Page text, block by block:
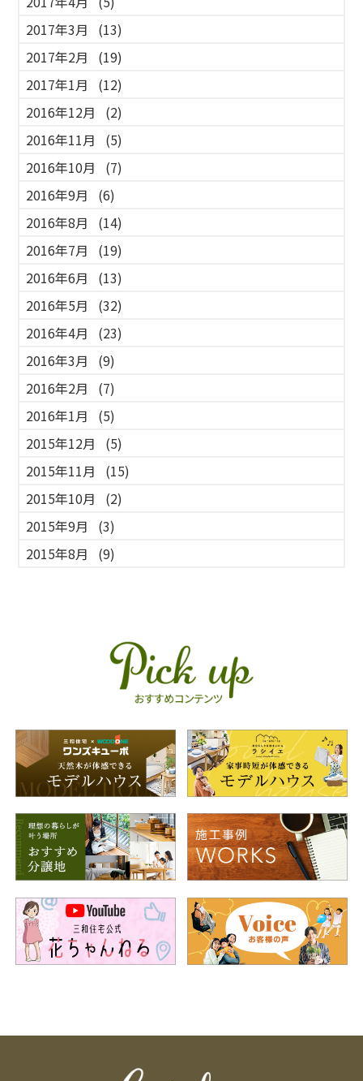
2017年3月
(13)
2017年2月
(19)
2017年1月
(12)
2016年12月
(2)
2016年11月
(5)
2016年10月
(7)
2016年9月
(6)
2016年8月
(14)
2016年7月
(19)
2016年6月
(13)
2016年5月
(32)
2016年4月
(23)
2016年3月
(9)
2016年2月
(7)
2016年1月
(5)
2015年12月
(5)
2015年11月
(15)
2015年10月
(2)
2015年9月
(3)
2015年8月
(9)